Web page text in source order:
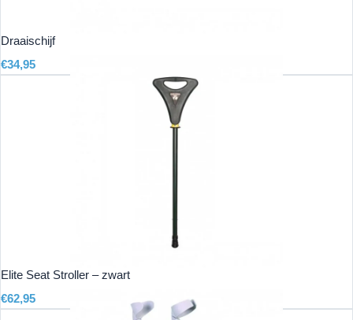
Draaischijf
€34,95
Elite Seat Stroller – zwart
€62,95